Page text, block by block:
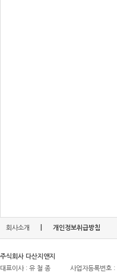
회사소개 개인정보취급방침
주식회사 다산지앤지
대표이사 : 유 철 종
사업자등록번